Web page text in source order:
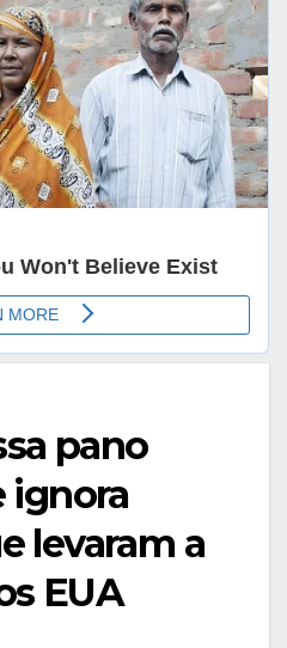
pano
ignora
levaram a
EUA